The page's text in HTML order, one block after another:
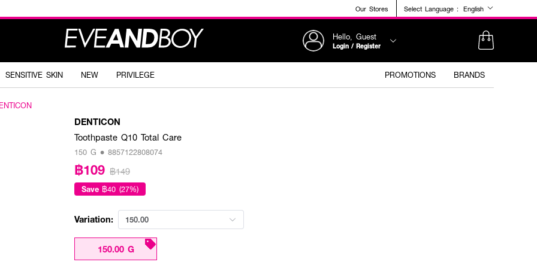
Our Stores Select Language : English
Hello, Guest
Login / Register
SENSITIVE SKIN NEW PRIVILEGE PROMOTIONS BRANDS
DENTICON
Toothpaste Q10 Total Care
150 G • 8857122808074
฿109 ฿149
Save ฿40 (27%)
Variation: 150.00
150.00 G